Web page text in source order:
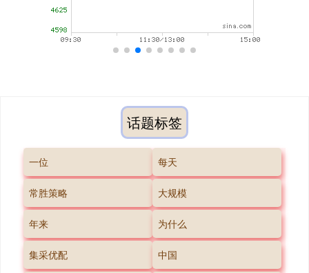
话题标签
一位 每天
常胜策略 大规模
年来 为什么
集采优配 中国